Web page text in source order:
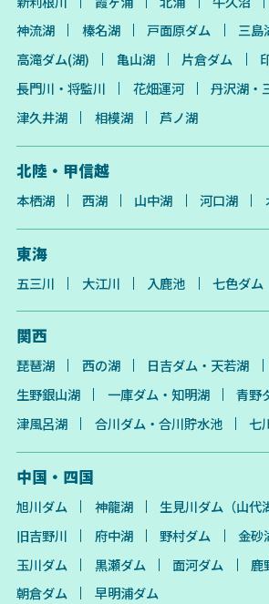
神流湖
榛名湖 戸面原ダム 三島
高滝ダム(湖)
亀山湖 片倉ダム
長門川・将監川
花畑運河
丹沢湖・
津久井湖
相模湖 芦ノ湖
北陸・甲信越
本栖湖 西湖 山中湖 河口湖
東海
五三川 大江川 入鹿池 七色ダム
関西
琵琶湖 西の湖 日吉ダム・天若湖
生野銀山湖
一庫ダム・知明湖 青野
津風呂湖
合川ダム・合川貯水池 七
中国・四国
旭川ダム 神龍湖 生見川ダム（山代
旧吉野川
府中湖 野村ダム 金砂
玉川ダム
黒瀬ダム 面河ダム
鹿
朝倉ダム
早明浦ダム